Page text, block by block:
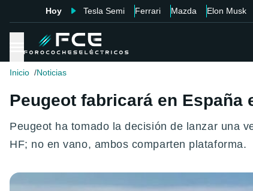
Hoy Tesla Semi Ferrari Mazda Elon Musk
Inicio Noticias
Peugeot fabricará en
Peugeot ha tomado la decisión de lanzar una
HF; no en vano, ambos comparten plataforma.